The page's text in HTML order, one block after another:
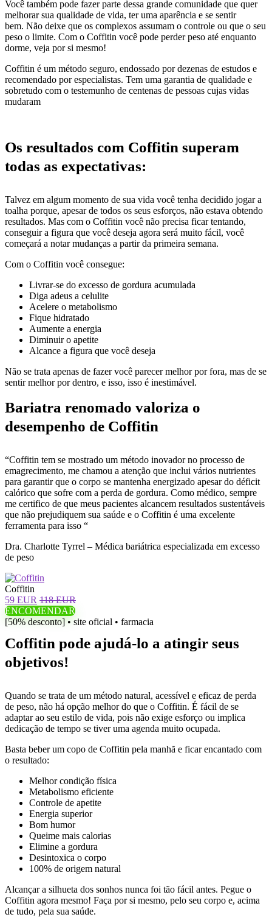
Você também pode fazer parte dessa grande comunidade que quer
melhorar sua qualidade de vida, ter uma aparência e se sentir
bem. Não deixe que os complexos assumam o controle ou que o seu
peso o limite. Com o Coffitin você pode perder peso até enquanto
dorme, veja por si mesmo!
Coffitin é um método seguro, endossado por dezenas de estudos e
recomendado por especialistas. Tem uma garantia de qualidade e
sobretudo com o testemunho de centenas de pessoas cujas vidas
mudaram
Os resultados com Coffitin superam
todas as expectativas:
Talvez em algum momento de sua vida você tenha decidido jogar a
toalha porque, apesar de todos os seus esforços, não estava obtendo
resultados. Mas com o Coffitin você não precisa ficar tentando,
conseguir a figura que você deseja agora será muito fácil, você
começará a notar mudanças a partir da primeira semana.
Com o Coffitin você consegue:
Livrar-se do excesso de gordura acumulada
Diga adeus a celulite
Acelere o metabolismo
Fique hidratado
Aumente a energia
Diminuir o apetite
Alcance a figura que você deseja
Não se trata apenas de fazer você parecer melhor por fora, mas de se
sentir melhor por dentro, e isso, isso é inestimável.
Bariatra renomado valoriza o
desempenho de Coffitin
“Coffitin tem se mostrado um método inovador no processo de
emagrecimento, me chamou a atenção que inclui vários nutrientes
para garantir que o corpo se mantenha energizado apesar do déficit
calórico que sofre com a perda de gordura. Como médico, sempre
me certifico de que meus pacientes alcancem resultados sustentáveis ​​
que não prejudiquem sua saúde e o Coffitin é uma excelente
ferramenta para isso “
Dra. Charlotte Tyrrel – Médica bariátrica especializada em excesso
de peso
Coffitin
59 EUR 118 EUR
ENCOMENDAR
[50% desconto] • site oficial • farmacia
Coffitin pode ajudá-lo a atingir seus
objetivos!
Quando se trata de um método natural, acessível e eficaz de perda
de peso, não há opção melhor do que o Coffitin. É fácil de se
adaptar ao seu estilo de vida, pois não exige esforço ou implica
dedicação de tempo se tiver uma agenda muito ocupada.
Basta beber um copo de Coffitin pela manhã e ficar encantado com
o resultado:
Melhor condição física
Metabolismo eficiente
Controle de apetite
Energia superior
Bom humor
Queime mais calorias
Elimine a gordura
Desintoxica o corpo
100% de origem natural
Alcançar a silhueta dos sonhos nunca foi tão fácil antes. Pegue o
Coffitin agora mesmo! Faça por si mesmo, pelo seu corpo e, acima
de tudo, pela sua saúde.